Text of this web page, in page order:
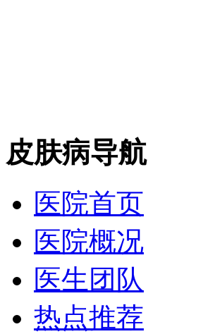
皮肤病导航
医院首页
医院概况
医生团队
热点推荐